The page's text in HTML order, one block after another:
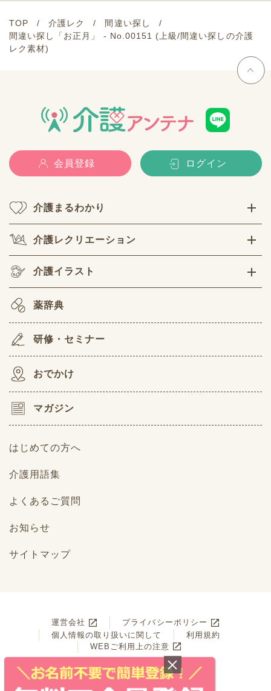
TOP 介護レク
間違い探し
間違い探し「お正月」 - No.00151 (上級/間違い探しの介護
レク素材)
会員登録 ログイン
介護まるわかり
介護レクリエーション
介護イラスト
薬辞典
研修・セミナー
おでかけ
マガジン
はじめての方へ
介護用語集
よくあるご質問
お知らせ
サイトマップ
運営会社
プライバシーポリシー
個人情報の取り扱いに関して
利用規約
WEBご利用上の注意